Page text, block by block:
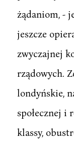
żądaniom, -
jeszcze
zwyczajnej
rządowych.
londyńskie,
społecznej i
klassy,